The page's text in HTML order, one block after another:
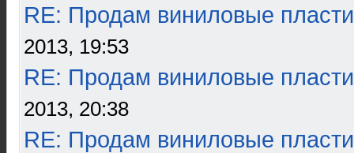
RE: Продам виниловые
2013, 19:53
RE: Продам виниловые
2013, 20:38
RE: Продам виниловые